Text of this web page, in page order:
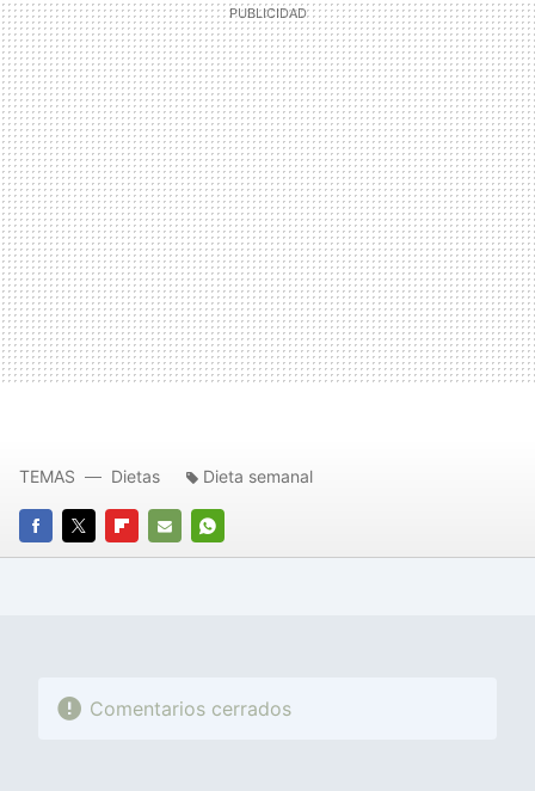
FACEBOOK
TWITTERFLIPBOARD
E-
WHATSAPP
TEMAS Dietas Dieta semanal
Comentarios cerrados